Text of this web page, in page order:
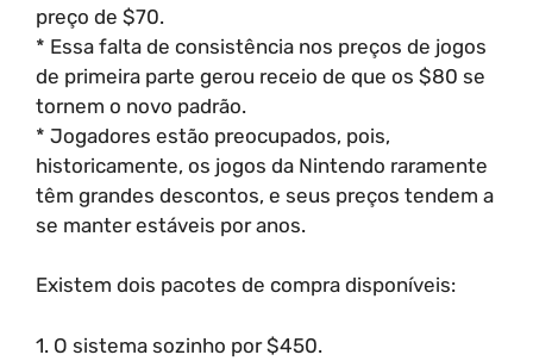
preço de $70.
* Essa falta de consistência nos preços de jogos
de primeira parte gerou receio de que os $80 se
tornem o novo padrão.
* Jogadores estão preocupados, pois,
historicamente, os jogos da Nintendo raramente
têm grandes descontos, e seus preços tendem a
se manter estáveis por anos.
Existem dois pacotes de compra disponíveis:
1. O sistema sozinho por $450.